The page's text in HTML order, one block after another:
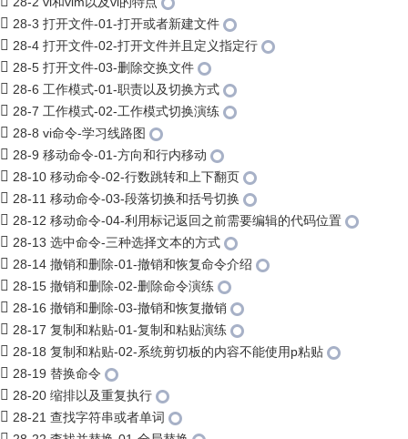
28-3 打开文件-01-打开或者新建文件
28-4 打开文件-02-打开文件并且定义指定行
28-5 打开文件-03-删除交换文件
28-6 工作模式-01-职责以及切换方式
28-7 工作模式-02-工作模式切换演练
28-8 vi命令-学习线路图
28-9 移动命令-01-方向和行内移动
28-10 移动命令-02-行数跳转和上下翻页
28-11 移动命令-03-段落切换和括号切换
28-12 移动命令-04-利用标记返回之前需要编辑的代码位置
28-13 选中命令-三种选择文本的方式
28-14 撤销和删除-01-撤销和恢复命令介绍
28-15 撤销和删除-02-删除命令演练
28-16 撤销和删除-03-撤销和恢复撤销
28-17 复制和粘贴-01-复制和粘贴演练
28-18 复制和粘贴-02-系统剪切板的内容不能使用p粘贴
28-19 替换命令
28-20 缩排以及重复执行
28-21 查找字符串或者单词